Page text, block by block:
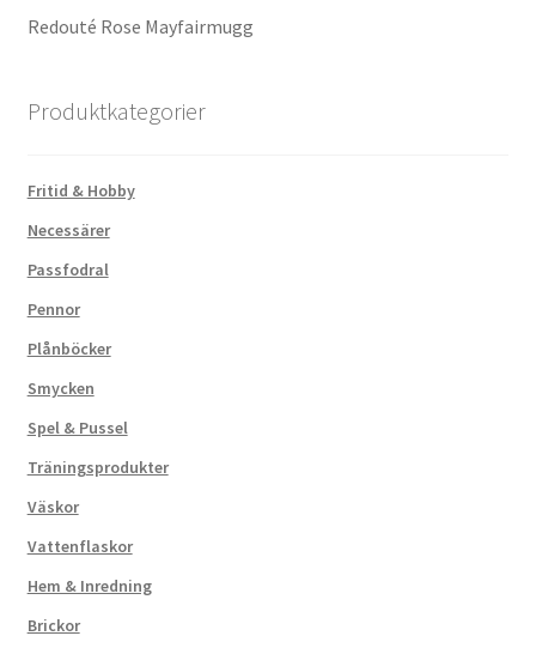
Redouté Rose Mayfairmugg
Produktkategorier
Fritid & Hobby
Necessärer
Passfodral
Pennor
Plånböcker
Smycken
Spel & Pussel
Träningsprodukter
Väskor
Vattenflaskor
Hem & Inredning
Brickor